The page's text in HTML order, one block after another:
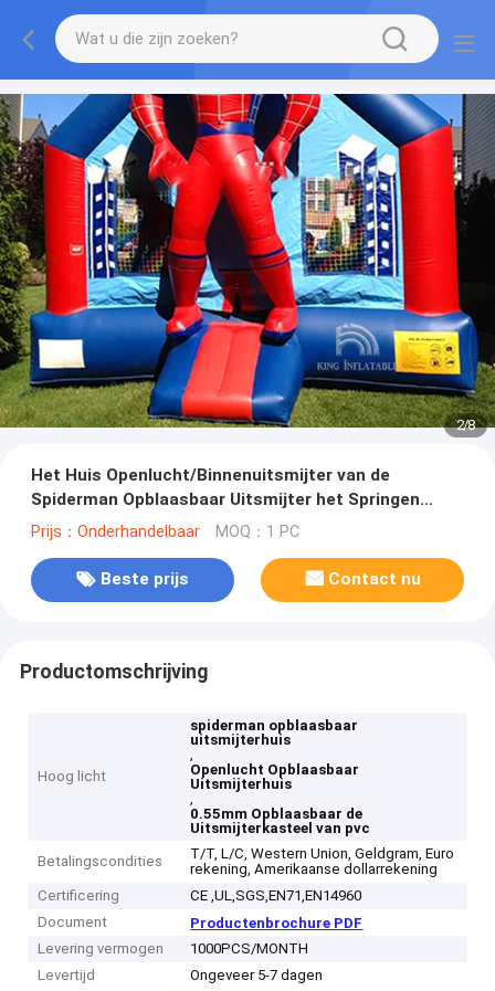
2/8
Het Huis Openlucht/Binnenuitsmijter van de
Spiderman Opblaasbaar Uitsmijter het Springen
Kasteel met Dia
Prijs：Onderhandelbaar MOQ：1 PC
Beste prijs Contact nu
Productomschrijving
Hoog licht
spiderman opblaasbaar
uitsmijterhuis
,
Openlucht Opblaasbaar
Uitsmijterhuis
,
0.55mm Opblaasbaar de
Uitsmijterkasteel van pvc
Betalingscondities
T/T, L/C, Western Union, Geldgram, Euro
rekening, Amerikaanse dollarrekening
Certificering
CE ,UL,SGS,EN71,EN14960
Document
Productenbrochure PDF
Levering vermogen
1000PCS/MONTH
Levertijd
Ongeveer 5-7 dagen